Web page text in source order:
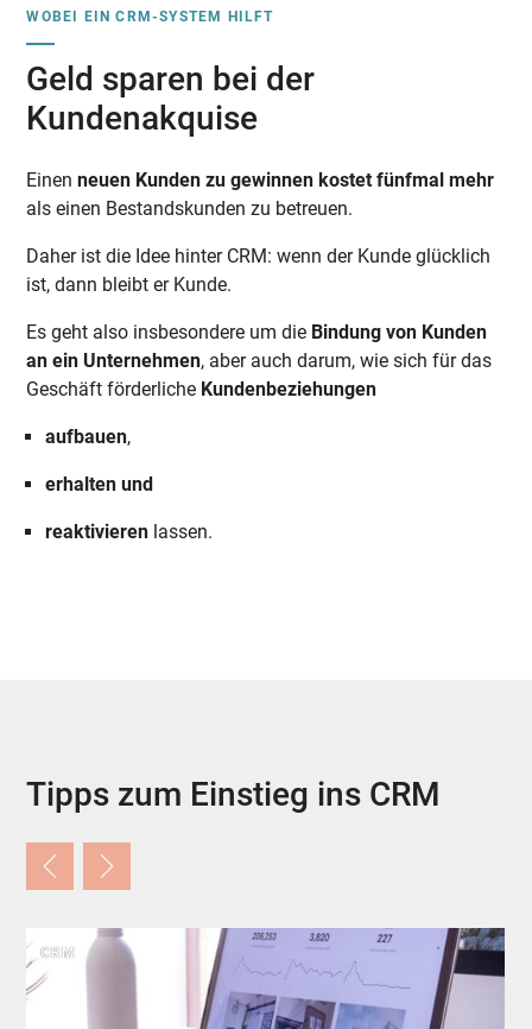
WOBEI EIN CRM-SYSTEM HILFT
Geld sparen bei der
Kundenakquise
Einenneuen Kunden zu gewinnen kostet fünfmal mehr
als einen Bestandskunden zu betreuen.
Daher ist die Idee hinter CRM: wenn der Kunde glücklich
ist, dann bleibt er Kunde.
Es geht also insbesondere um die Bindung von Kunden
an ein Unternehmen, aber auch darum, wie sich für das
Geschäft förderliche Kundenbeziehungen
aufbauen,
erhalten und
reaktivieren lassen.
Tipps zum Einstieg ins CRM
CRM